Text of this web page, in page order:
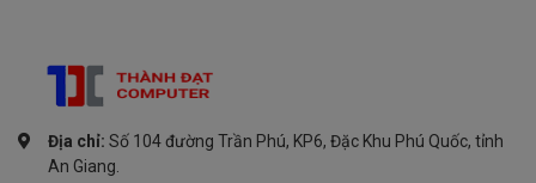
Địa chỉ: Số 104 đường Trần Phú, KP6, Đặc Khu Phú Quốc, tỉnh
An Giang.